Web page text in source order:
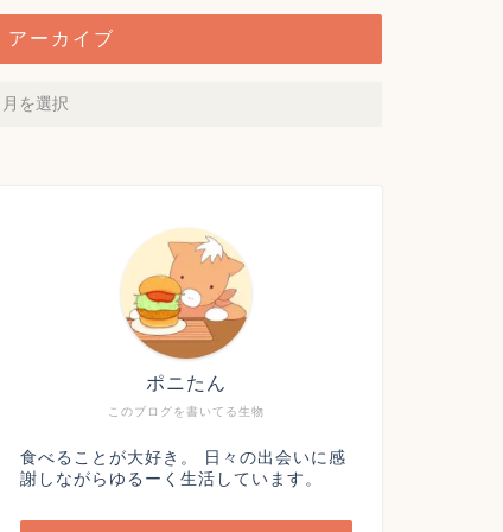
アーカイブ
このブログを書いてる生物
ポニたん
食べることが大好き。 日々の出会いに感
謝しながらゆるーく生活しています。